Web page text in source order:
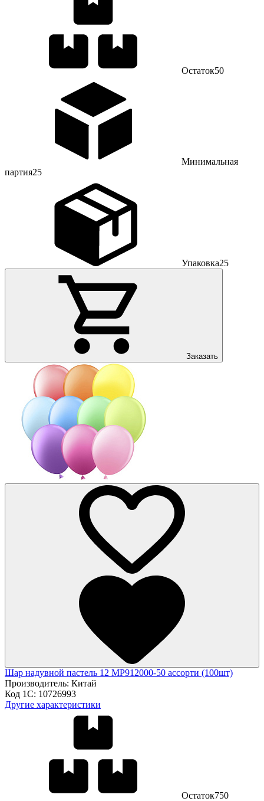
Остаток50
Минимальная
партия25
Упаковка25
Заказать
Шар надувной пастель 12 МР912000-50 ассорти (100шт)
Производитель: Китай
Код 1С: 10726993
Другие характеристики
Остаток750